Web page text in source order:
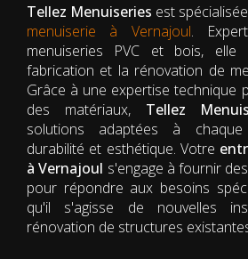
Tellez Menuiseries est
menuiserie à Vernajoul.
menuiseries PVC et bois, elle
fabrication et la rénovation de
Grâce à une expertise technique
des matériaux, Tellez
solutions adaptées à
durabilité et esthétique. Votre
à Vernajoul s'engage à fournir
pour répondre aux besoins
qu'il s'agisse de nouvelles
rénovation de structures